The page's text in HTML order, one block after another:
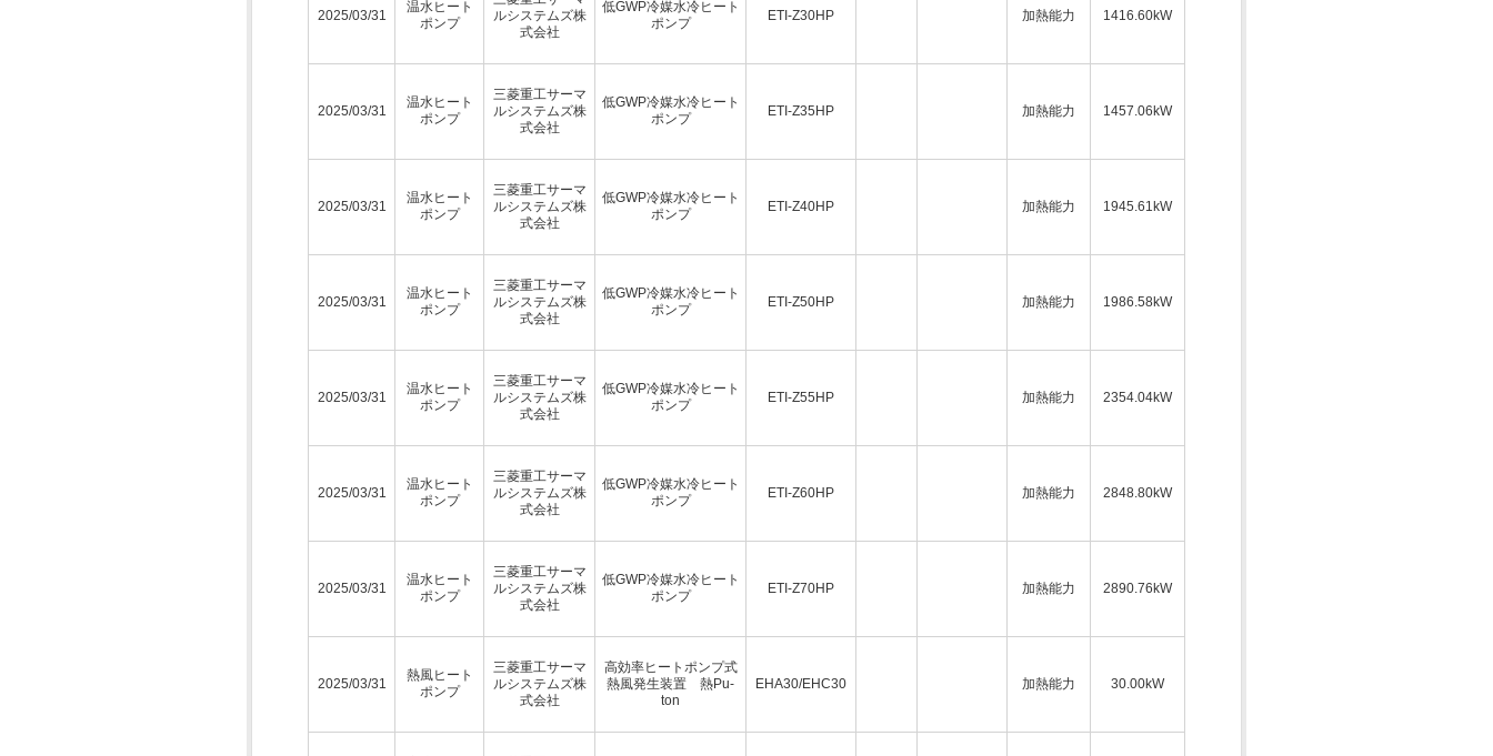
2025/03/31
温水ヒート
ポンプ
ルシステムズ株
式会社
低GWP冷媒水冷ヒート
ポンプ
ETI-Z30HP 加熱能力 1416.60kW
2025/03/31
温水ヒート
ポンプ
三菱重工サーマ
ルシステムズ株
式会社
低GWP冷媒水冷ヒート
ポンプ
ETI-Z35HP 加熱能力 1457.06kW
2025/03/31
温水ヒート
ポンプ
三菱重工サーマ
ルシステムズ株
式会社
低GWP冷媒水冷ヒート
ポンプ
ETI-Z40HP 加熱能力 1945.61kW
2025/03/31
温水ヒート
ポンプ
三菱重工サーマ
ルシステムズ株
式会社
低GWP冷媒水冷ヒート
ポンプ
ETI-Z50HP 加熱能力 1986.58kW
2025/03/31
温水ヒート
ポンプ
三菱重工サーマ
ルシステムズ株
式会社
低GWP冷媒水冷ヒート
ポンプ
ETI-Z55HP 加熱能力 2354.04kW
2025/03/31
温水ヒート
ポンプ
三菱重工サーマ
ルシステムズ株
式会社
低GWP冷媒水冷ヒート
ポンプ
ETI-Z60HP 加熱能力 2848.80kW
2025/03/31
温水ヒート
ポンプ
三菱重工サーマ
ルシステムズ株
式会社
低GWP冷媒水冷ヒート
ポンプ
ETI-Z70HP 加熱能力 2890.76kW
2025/03/31
熱風ヒート
ポンプ
三菱重工サーマ
ルシステムズ株
式会社
高効率ヒートポンプ式
熱風発生装置 熱Pu-
ton
EHA30/EHC30 加熱能力 30.00kW